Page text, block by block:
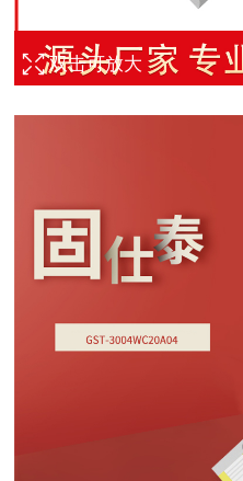
双击可放大